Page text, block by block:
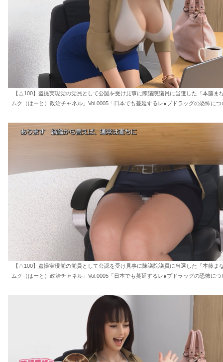
【△100】盗撮実現党の党員として公認を受け見事に陳議院議員に当選した『本藤ま
ムク（はーと）政治チャネル」Vol.0005「日本でも蔓延するレ●プドラッグの恐怖に
【△100】盗撮実現党の党員として公認を受け見事に陳議院議員に当選した『本藤ま
ムク（はーと）政治チャネル」Vol.0005「日本でも蔓延するレ●プドラッグの恐怖に